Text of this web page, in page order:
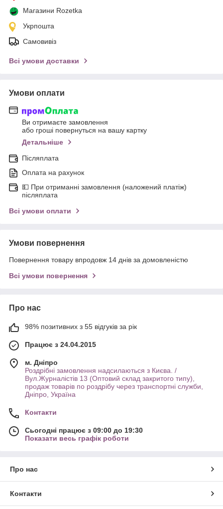
Магазини Rozetka
Укрпошта
Самовивіз
Всі умови доставки
Умови оплати
Ви отримаєте замовлення
або гроші повернуться на вашу картку
Детальніше
Післяплата
Оплата на рахунок
💵 При отриманні замовлення (наложений платіж)
післяплата
Всі умови оплати
Умови повернення
Повернення товару впродовж 14 днів за домовленістю
Всі умови повернення
Про нас
98% позитивних з 55 відгуків за рік
Працює з 24.04.2015
м. Дніпро
Роздрібні замовлення надсилаються з Києва. /
Вул.Журналістів 13 (Оптовий склад закритого типу),
продаж товарів по роздрібу через транспортні служби,
Дніпро, Україна
Контакти
Сьогодні працює з 09:00 до 19:30
Показати весь графік роботи
Про нас
Контакти